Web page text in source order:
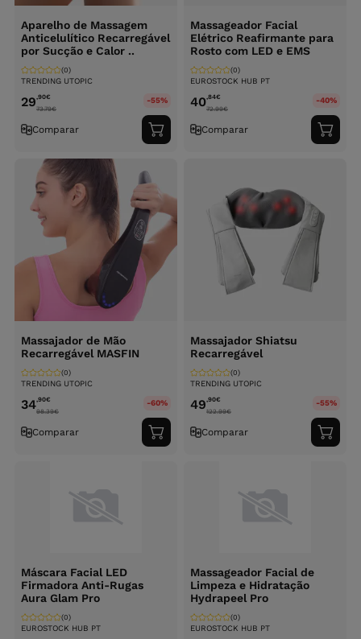
Aparelho de Massagem
Anticelulítico Recarregável
por Sucção e Calor ..
TRENDING UTOPIC
(0)
29,90€
73.79€
-55%
Comparar
Adicionar
ao
Massageador Facial
Elétrico Reafirmante para
Rosto com LED e EMS
EUROSTOCK HUB PT
(0)
40,84€
72.99€
-40%
Comparar
ao
Massajador de Mão
Recarregável MASFIN
TRENDING UTOPIC
(0)
34,90€
98.39€
-60%
Comparar
Adicionar
ao
Massajador Shiatsu
Recarregável
TRENDING UTOPIC
(0)
49,90€
122.99€
-55%
Comparar
ao
Máscara Facial LED
Firmadora Anti-Rugas
Aura Glam Pro
EUROSTOCK HUB PT
(0)
Massageador Facial de
Limpeza e Hidratação
Hydrapeel Pro
EUROSTOCK HUB PT
(0)